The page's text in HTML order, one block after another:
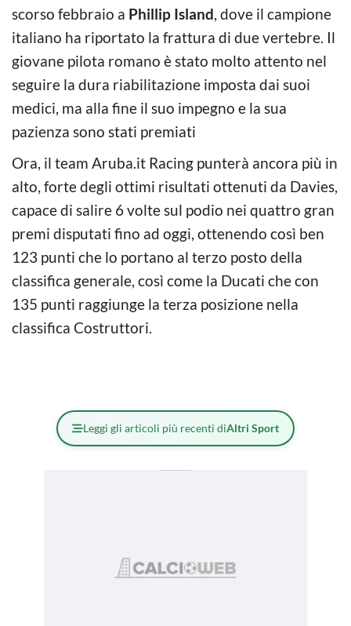
scorso febbraio a Phillip Island, dove il campione
italiano ha riportato la frattura di due vertebre. Il
giovane pilota romano è stato molto attento nel
seguire la dura riabilitazione imposta dai suoi
medici, ma alla fine il suo impegno e la sua
pazienza sono stati premiati
Ora, il team Aruba.it Racing punterà ancora più in
alto, forte degli ottimi risultati ottenuti da Davies,
capace di salire 6 volte sul podio nei quattro gran
premi disputati fino ad oggi, ottenendo così ben
123 punti che lo portano al terzo posto della
classifica generale, così come la Ducati che con
135 punti raggiunge la terza posizione nella
classifica Costruttori.
Leggi gli articoli più recenti diAltri Sport